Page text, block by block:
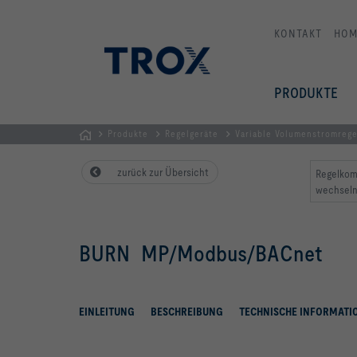
KONTAKT
PRODUKTE
Produkte Regelgeräte Variable
zurück zur Übersicht
wechseln
BURN MP/Modbus/BACnet
EINLEITUNG BESCHREIBUNG TECHNISCHE